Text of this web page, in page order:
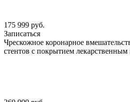
175 999 руб.
Записаться
Чрескожное коронарное
стентов с покрытием лекарственным